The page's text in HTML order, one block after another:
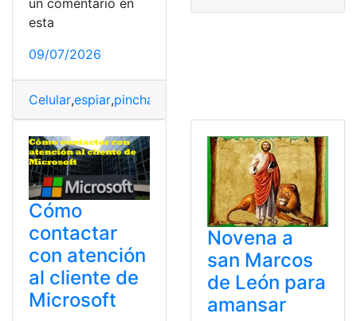
un comentario en
esta
09/07/2026
Celular,espiar,pinchado
Cómo
contactar
con atención
al cliente de
Microsoft
Novena a
san Marcos
de León para
amansar